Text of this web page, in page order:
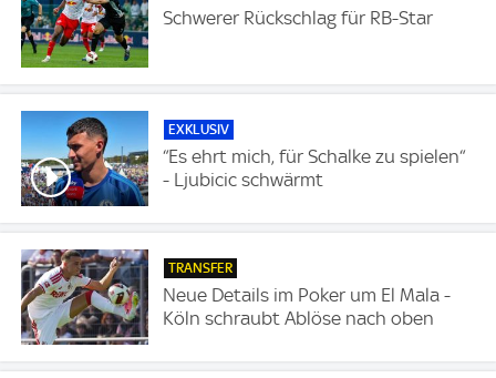
Schwerer Rückschlag für RB-Star
EXKLUSIV
“Es ehrt mich, für Schalke zu spielen“
- Ljubicic schwärmt
TRANSFER
Neue Details im Poker um El Mala -
Köln schraubt Ablöse nach oben